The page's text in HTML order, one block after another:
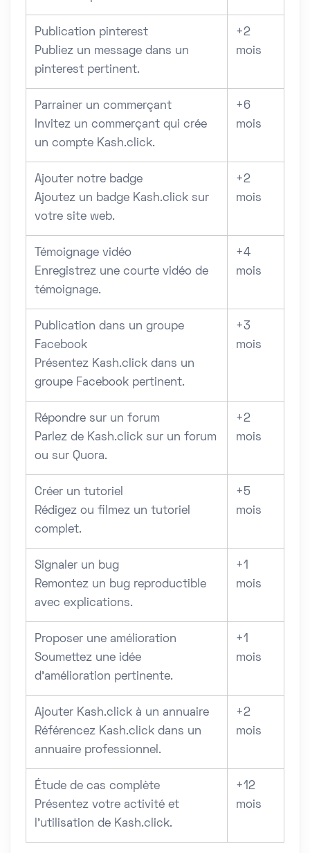
Publication pinterest
Publiez un message dans un
pinterest pertinent.
+2
mois
Parrainer un commerçant
Invitez un commerçant qui crée
un compte Kash.click.
+6
mois
Ajouter notre badge
Ajoutez un badge Kash.click sur
votre site web.
+2
mois
Témoignage vidéo
Enregistrez une courte vidéo de
témoignage.
+4
mois
Publication dans un groupe
Facebook
Présentez Kash.click dans un
groupe Facebook pertinent.
+3
mois
Répondre sur un forum
Parlez de Kash.click sur un forum
ou sur Quora.
+2
mois
Créer un tutoriel
Rédigez ou filmez un tutoriel
complet.
+5
mois
Signaler un bug
Remontez un bug reproductible
avec explications.
+1
mois
Proposer une amélioration
Soumettez une idée
d’amélioration pertinente.
+1
mois
Ajouter Kash.click à un annuaire
Référencez Kash.click dans un
annuaire professionnel.
+2
mois
Étude de cas complète
Présentez votre activité et
l’utilisation de Kash.click.
+12
mois